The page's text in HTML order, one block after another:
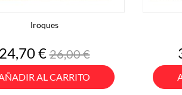
Iroques
€Precio
base
26,00 €
AL CARRITO